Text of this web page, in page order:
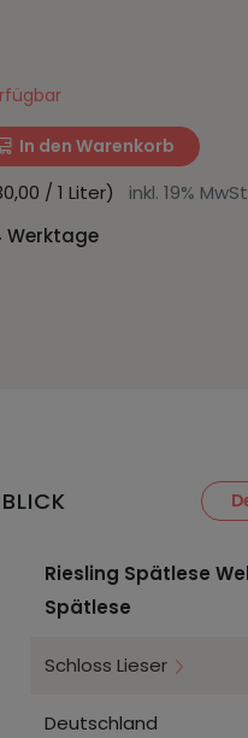
In den Warenkorb
/ 1 Liter) inkl. 19%
Werktage
Riesling Spätlese
Spätlese
Schloss Lieser
Deutschland